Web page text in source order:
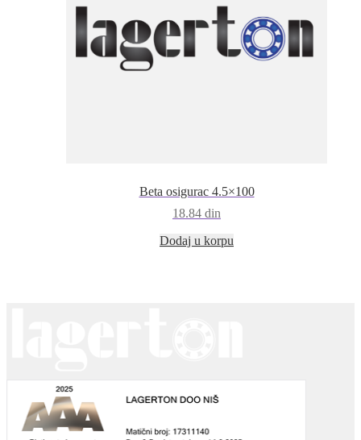
Beta osigurac 4.5×100
18.84 din
Dodaj u korpu